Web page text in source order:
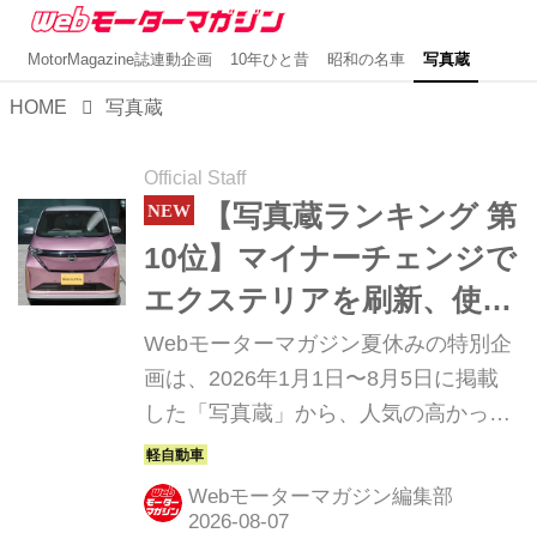
MotorMagazine誌連動企画 10年ひと昔 昭和の名車 写真蔵
HOME 写真蔵
Official Staff
【写真蔵ランキング 第
10位】マイナーチェンジで
エクステリアを刷新、使い
勝手も向上した「日産 サク
ラ」
Webモーターマガジン夏休みの特別企
画は、2026年1月1日〜8月5日に掲載
した「写真蔵」から、人気の高かった
モデル トップ10をカウントダウン形式
で紹介しよう。第10位は、大幅改良を
受けて2026年夏に発売された日産の軽
Webモーターマガジン編集部